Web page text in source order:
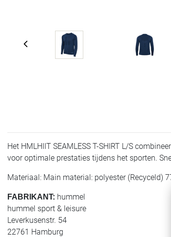
Het HMLHIIT SEAMLESS T-SHIRT L/S
voor optimale prestaties tijdens het sporten.
Materiaal: Main material: polyester (Recyceld)
FABRIKANT: hummel
hummel sport & leisure
Leverkusenstr. 54
22761 Hamburg